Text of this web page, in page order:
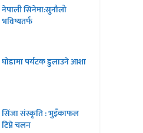
नेपाली सिनेमा:सुनौलो
भविष्यतर्फ
घोडामा पर्यटक डुलाउने आशा
सिंजा संस्कृति : भुइँकाफल
टिप्ने चलन